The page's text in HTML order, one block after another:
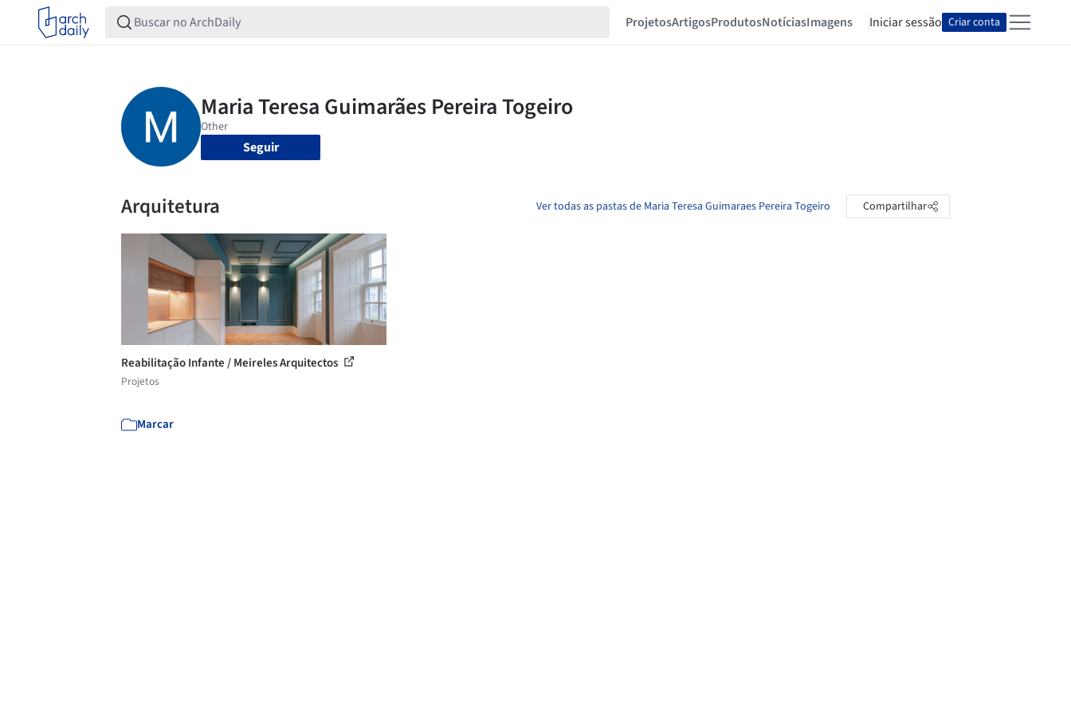
ProjetosArtigosProdutosNotíciasImagens Iniciar sessão Criar conta
Seguir
Arquitetura Ver todas as pastas de Maria Teresa Guimaraes Pereira Togeiro Compartilhar
Reabilitação Infante / Meireles Arquitectos
Projetos
Marcar